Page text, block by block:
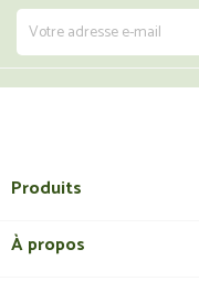
Produits
À propos